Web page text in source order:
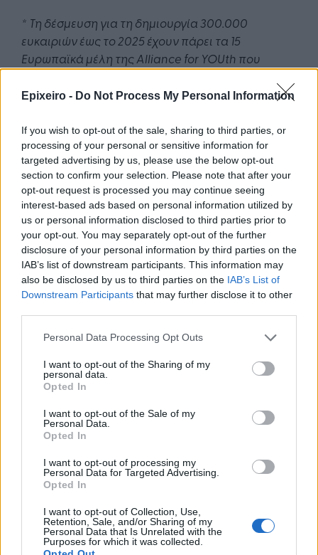
Epixeiro - Do Not Process My Personal Information
If you wish to opt-out of the sale, sharing to third parties, or
processing of your personal or sensitive information for
targeted advertising by us, please use the below opt-out
section to confirm your selection. Please note that after your
opt-out request is processed you may continue seeing
interest-based ads based on personal information utilized by
us or personal information disclosed to third parties prior to
your opt-out. You may separately opt-out of the further
disclosure of your personal information by third parties on the
IAB’s list of downstream participants. This information may
also be disclosed by us to third parties on the IAB’s List of
Downstream Participants that may further disclose it to other
Personal Data Processing Opt Outs
I want to opt-out of the Sharing of my
personal data.
Opted In
I want to opt-out of the Sale of my
Personal Data.
Opted In
I want to opt-out of processing my
Personal Data for Targeted Advertising.
Opted In
I want to opt-out of Collection, Use,
Retention, Sale, and/or Sharing of my
Personal Data that Is Unrelated with the
Purposes for which it was collected.
* Τη δέσμευση για τη δημιουργία 300.000
ευκαιριών έως το 2025 έχουν πάρει τα 15
Ευρωπαϊκά μέλη της Alliance for YOUth που
Cargill, CEMEX, ENGIE, EY, Facebook, Firmenich,
Salesforce, Solvay, White & Case.
Ακολουθήστε το στοGoogle News
και μάθετε πρώτοι όλα τα επιχειρηματικά νέα
Δείτε όλες τις τελευταίες επιχειρηματικές
Ειδήσειςαπό την Ελλάδα και τον κόσμο στο
Σχολιάστε